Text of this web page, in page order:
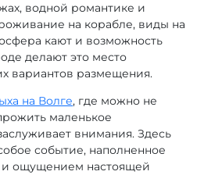
водной романтике и
на корабле, виды на
кают и возможность
делают это место
вариантов размещения.
на Волге, где можно не
маленькое
внимания. Здесь
событие, наполненное
и ощущением настоящей